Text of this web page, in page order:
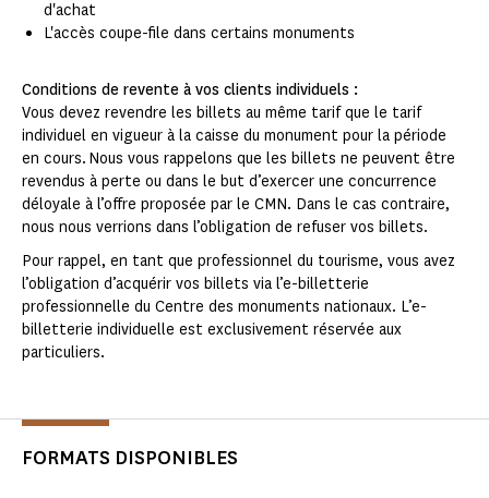
d'achat
L'accès coupe-file dans certains monuments
Conditions de revente à vos clients individuels :
Vous devez revendre les billets au même tarif que le tarif
individuel en vigueur à la caisse du monument pour la période
en cours. Nous vous rappelons que les billets ne peuvent être
revendus à perte ou dans le but d’exercer une concurrence
déloyale à l’offre proposée par le CMN. Dans le cas contraire,
nous nous verrions dans l’obligation de refuser vos billets.
Pour rappel, en tant que professionnel du tourisme, vous avez
l’obligation d’acquérir vos billets via l’e-billetterie
professionnelle du Centre des monuments nationaux. L’e-
billetterie individuelle est exclusivement réservée aux
particuliers.
FORMATS DISPONIBLES